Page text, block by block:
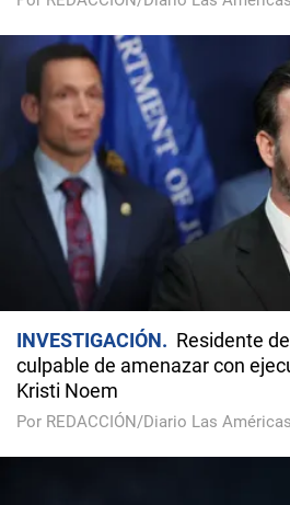
INVESTIGACIÓN
Residente
culpable de amenazar con
Kristi Noem
Por REDACCIÓN/Diario Las Américas